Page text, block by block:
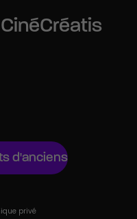
d'anciens
privé